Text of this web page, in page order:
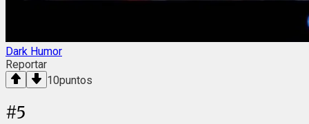
Dark Humor
Reportar
10puntos
#5